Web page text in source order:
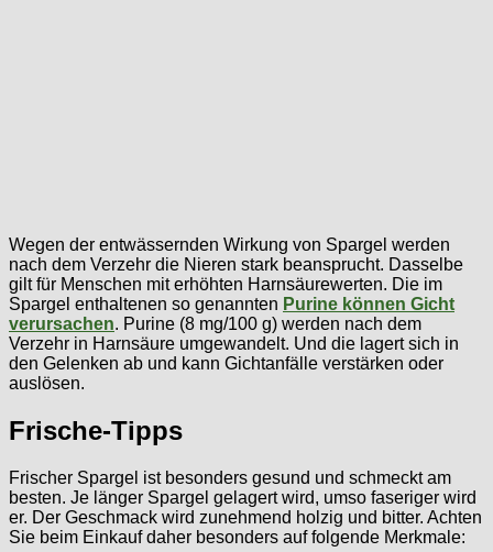
Wegen der entwässernden Wirkung von Spargel werden
nach dem Verzehr die Nieren stark beansprucht. Dasselbe
gilt für Menschen mit erhöhten Harnsäurewerten. Die im
Spargel enthaltenen so genannten Purine können Gicht
verursachen. Purine (8 mg/100 g) werden nach dem
Verzehr in Harnsäure umgewandelt. Und die lagert sich in
den Gelenken ab und kann Gichtanfälle verstärken oder
auslösen.
Frische-Tipps
Frischer Spargel ist besonders gesund und schmeckt am
besten. Je länger Spargel gelagert wird, umso faseriger wird
er. Der Geschmack wird zunehmend holzig und bitter. Achten
Sie beim Einkauf daher besonders auf folgende Merkmale: